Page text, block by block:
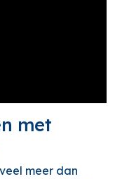
met
meer dan